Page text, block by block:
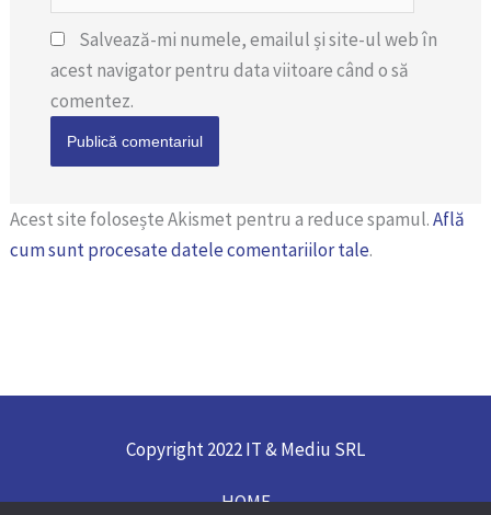
Salvează-mi numele, emailul și site-ul web în
acest navigator pentru data viitoare când o să
comentez.
Acest site folosește Akismet pentru a reduce spamul.Află
cum sunt procesate datele comentariilor tale.
Copyright 2022 IT & Mediu SRL
HOME